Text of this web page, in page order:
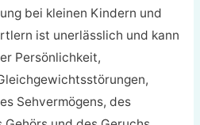
bei kleinen Kindern und
ist unerlässlich und kann
Persönlichkeit,
Sehvermögens, des